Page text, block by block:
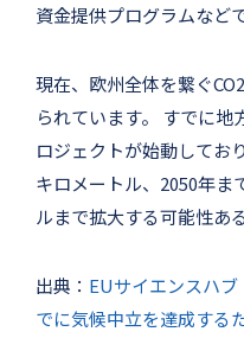
資金提供プログラムなど
現在、欧州全体を繋ぐ
られています。 すでに
ロジェクトが始動してお
キロメートル、2050年ま
ルまで拡大する可能性あ
出典： EUサイエンスハブ
でに気候中立を達成する